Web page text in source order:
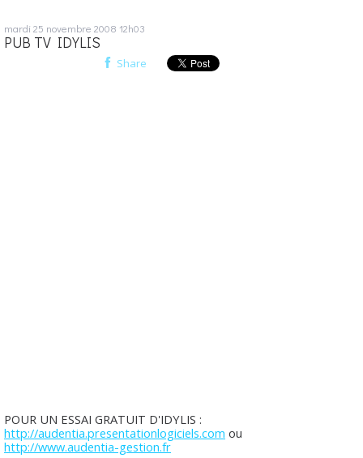
mardi 25 novembre 2008 12h03
PUB TV IDYLIS
Share
POUR UN ESSAI GRATUIT D'IDYLIS :
http://audentia.presentationlogiciels.com ou
http://www.audentia-gestion.fr